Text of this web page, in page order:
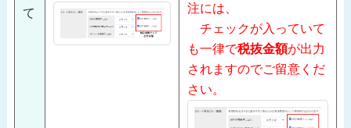
て
注には、
チェックが入っていて
も一律で税抜金額が出力
されますのでご留意くだ
さい。